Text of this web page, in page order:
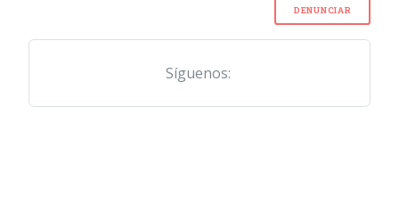
DENUNCIAR
Síguenos: